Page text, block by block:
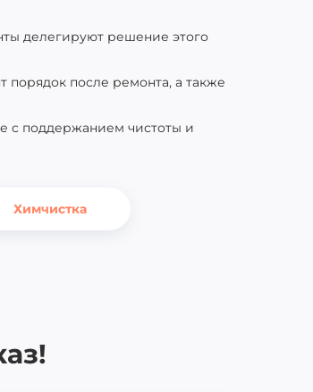
делегируют решение этого
после ремонта, а также
с поддержанием чистоты и
Химчистка